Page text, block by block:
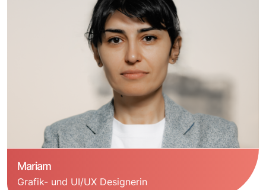
Mariam
Grafik- und UI/UX Designerin